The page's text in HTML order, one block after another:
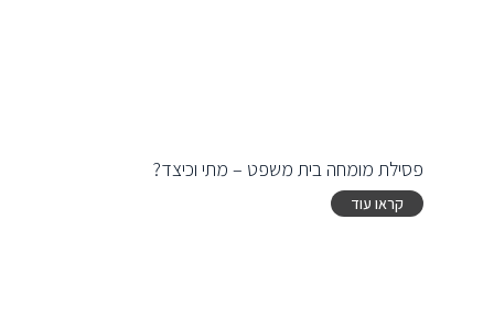
פסילת מומחה בית משפט – מתי וכיצד?
קראו עוד